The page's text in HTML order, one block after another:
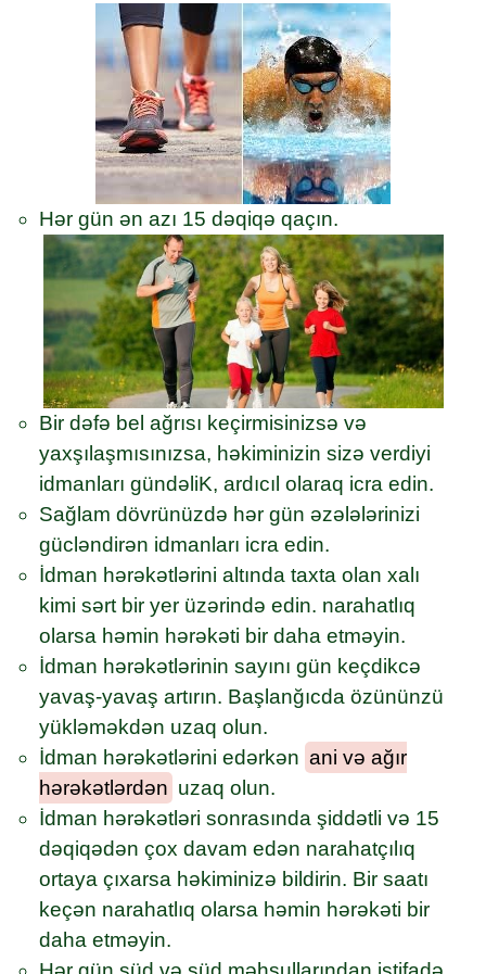
Hər gün ən azı 15 dəqiqə qaçın.
Bir dəfə bel ağrısı keçirmisinizsə və
yaxşılaşmısınızsa, həkiminizin sizə verdiyi
idmanları gündəliK, ardıcıl olaraq icra edin.
Sağlam dövrünüzdə hər gün əzələlərinizi
gücləndirən idmanları icra edin.
İdman hərəkətlərini altında taxta olan xalı
kimi sərt bir yer üzərində edin. narahatlıq
olarsa həmin hərəkəti bir daha etməyin.
İdman hərəkətlərinin sayını gün keçdikcə
yavaş-yavaş artırın. Başlanğıcda özününzü
yükləməkdən uzaq olun.
İdman hərəkətlərini edərkən ani və ağır
hərəkətlərdən uzaq olun.
İdman hərəkətləri sonrasında şiddətli və 15
dəqiqədən çox davam edən narahatçılıq
ortaya çıxarsa həkiminizə bildirin. Bir saatı
keçən narahatlıq olarsa həmin hərəkəti bir
daha etməyin.